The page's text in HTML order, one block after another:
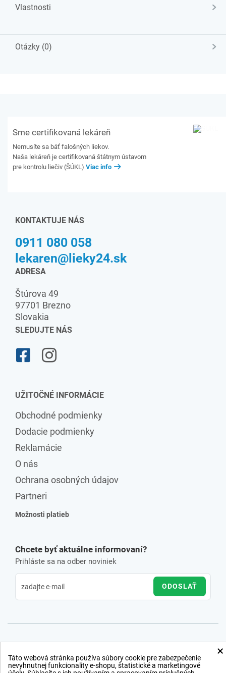
Vlastnosti
Otázky (0)
Sme certifikovaná lekáreň
Nemusíte sa báť falošných liekov.
Naša lekáreň je certifikovaná štátnym ústavom
pre kontrolu liečiv (ŠÚKL) Viac info
KONTAKTUJE NÁS
0911 080 058
lekaren@lieky24.sk
ADRESA
Štúrova 49
97701 Brezno
Slovakia
SLEDUJTE NÁS
UŽITOČNÉ INFORMÁCIE
Obchodné podmienky
Dodacie podmienky
Reklamácie
O nás
Ochrana osobných údajov
Partneri
Možnosti platieb
Chcete byť aktuálne informovaní?
Prihláste sa na odber noviniek
ODOSLAŤ
×
Táto webová stránka používa súbory cookie pre zabezpečenie
nevyhnutnej funkcionality e-shopu, štatistické a marketingové